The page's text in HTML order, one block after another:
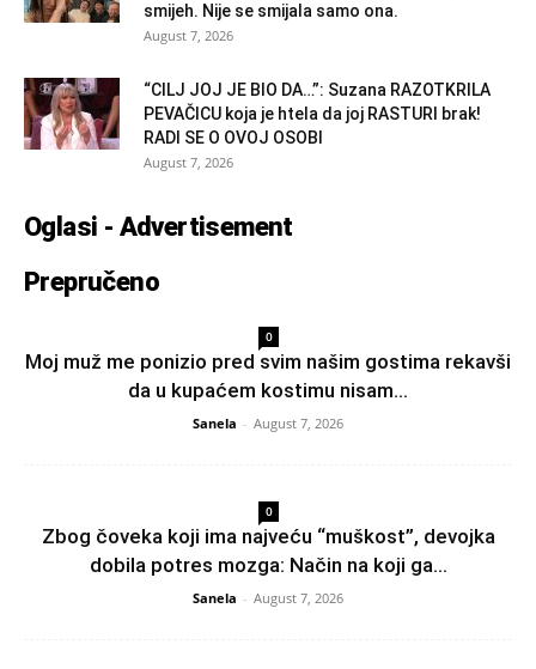
smijeh. Nije se smijala samo ona.
August 7, 2026
“CILJ JOJ JE BIO DA…”: Suzana RAZOTKRILA
PEVAČICU koja je htela da joj RASTURI brak!
RADI SE O OVOJ OSOBI
August 7, 2026
Oglasi - Advertisement
Prepručeno
0
Moj muž me ponizio pred svim našim gostima rekavši
da u kupaćem kostimu nisam...
Sanela - August 7, 2026
0
Zbog čoveka koji ima najveću “muškost”, devojka
dobila potres mozga: Način na koji ga...
Sanela - August 7, 2026